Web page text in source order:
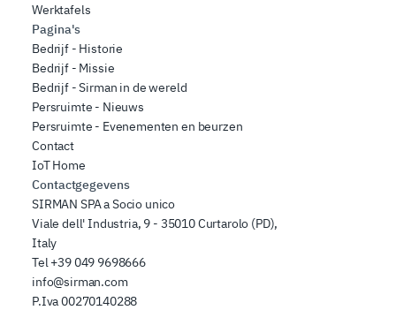
Werktafels
Pagina's
Bedrijf - Historie
Bedrijf - Missie
Bedrijf - Sirman in de wereld
Persruimte - Nieuws
Persruimte - Evenementen en beurzen
Contact
IoT Home
Contactgegevens
SIRMAN SPA a Socio unico
Viale dell' Industria, 9 - 35010 Curtarolo (PD),
Italy
Tel+39 049 9698666
info@sirman.com
P.Iva 00270140288